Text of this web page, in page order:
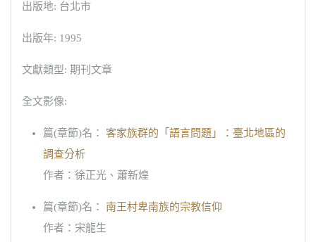
出版地: 台北市
出版年: 1995
文獻類型: 期刊文章
全文影像:
篇(章節)名：
客家族群的「語言問題」：臺北地區的
調查分析
作者：徐正光、蕭新煌
篇(章節)名：
南王村卑南族的宗教信仰
作者：宋龍生